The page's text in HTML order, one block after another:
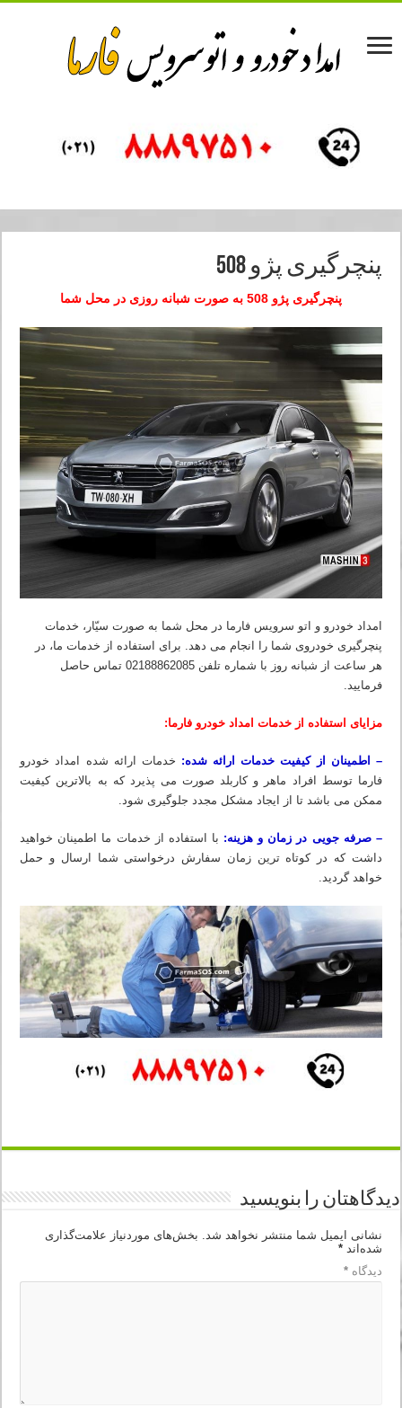
پنچرگیری پژو 508
پنچرگیری پژو 508 به صورت شبانه روزی در محل شما
امداد خودرو و اتو سرویس فارما در محل شما به صورت سیّار، خدمات
پنچرگیری خودروی شما را انجام می دهد. برای استفاده از خدمات ما، در
هر ساعت از شبانه روز با شماره تلفن 02188862085 تماس حاصل
فرمایید.
مزایای استفاده از خدمات امداد خودرو فارما:
– اطمینان از کیفیت خدمات ارائه شده: خدمات ارائه شده امداد خودرو
فارما توسط افراد ماهر و کاربلد صورت می پذیرد که به بالاترین کیفیت
ممکن می باشد تا از ایجاد مشکل مجدد جلوگیری شود.
– صرفه جویی در زمان و هزینه: با استفاده از خدمات ما اطمینان خواهید
داشت که در کوتاه ترین زمان سفارش درخواستی شما ارسال و حمل
خواهد گردید.
دیدگاهتان را بنویسید
نشانی ایمیل شما منتشر نخواهد شد. بخش‌های موردنیاز علامت‌گذاری
شده‌اند*
دیدگاه*